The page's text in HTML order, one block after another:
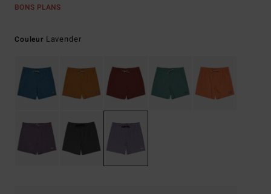
BONS PLANS
Couleur Lavender